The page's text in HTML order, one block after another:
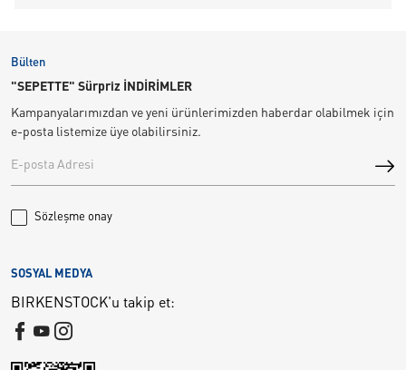
Bülten
"SEPETTE" Sürpriz İNDİRİMLER
Kampanyalarımızdan ve yeni ürünlerimizden haberdar olabilmek için
e-posta listemize üye olabilirsiniz.
Sözleşme onay
SOSYAL MEDYA
BIRKENSTOCK'u takip et: